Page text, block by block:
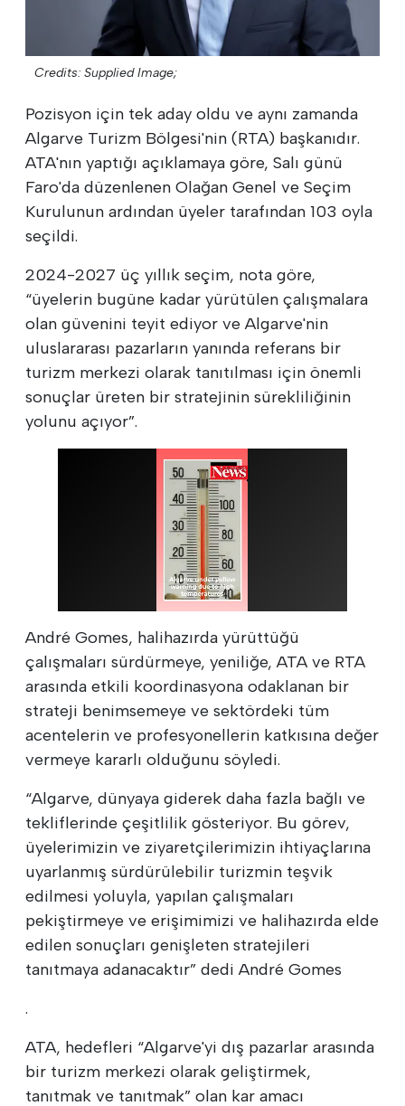
Credits: Supplied Image;
Pozisyon için tek aday oldu ve aynı zamanda
Algarve Turizm Bölgesi'nin (RTA) başkanıdır.
ATA'nın yaptığı açıklamaya göre, Salı günü
Faro'da düzenlenen Olağan Genel ve Seçim
Kurulunun ardından üyeler tarafından 103 oyla
seçildi.
2024-2027 üç yıllık seçim, nota göre,
“üyelerin bugüne kadar yürütülen çalışmalara
olan güvenini teyit ediyor ve Algarve'nin
uluslararası pazarların yanında referans bir
turizm merkezi olarak tanıtılması için önemli
sonuçlar üreten bir stratejinin sürekliliğinin
yolunu açıyor”.
André Gomes, halihazırda yürüttüğü
çalışmaları sürdürmeye, yeniliğe, ATA ve RTA
arasında etkili koordinasyona odaklanan bir
strateji benimsemeye ve sektördeki tüm
acentelerin ve profesyonellerin katkısına değer
vermeye kararlı olduğunu söyledi.
“Algarve, dünyaya giderek daha fazla bağlı ve
tekliflerinde çeşitlilik gösteriyor. Bu görev,
üyelerimizin ve ziyaretçilerimizin ihtiyaçlarına
uyarlanmış sürdürülebilir turizmin teşvik
edilmesi yoluyla, yapılan çalışmaları
pekiştirmeye ve erişimimizi ve halihazırda elde
edilen sonuçları genişleten stratejileri
tanıtmaya adanacaktır” dedi André Gomes
.
ATA, hedefleri “Algarve'yi dış pazarlar arasında
bir turizm merkezi olarak geliştirmek,
tanıtmak ve tanıtmak” olan kar amacı